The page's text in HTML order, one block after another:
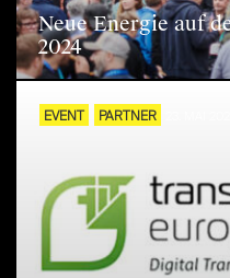
Neue Energie auf
2024
EVENT PARTNER